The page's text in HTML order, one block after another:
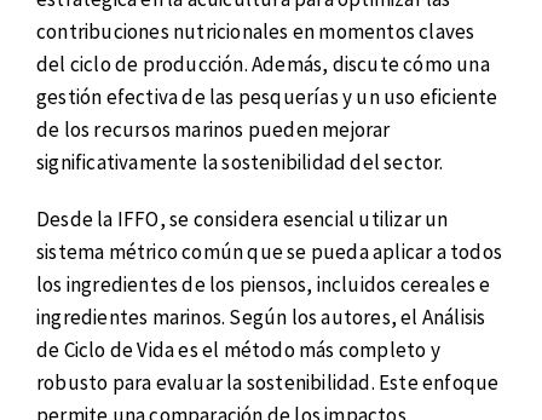
contribuciones nutricionales en momentos claves
del ciclo de producción. Además, discute cómo una
gestión efectiva de las pesquerías y un uso eficiente
de los recursos marinos pueden mejorar
significativamente la sostenibilidad del sector.
Desde la IFFO, se considera esencial utilizar un
sistema métrico común que se pueda aplicar a todos
los ingredientes de los piensos, incluidos cereales e
ingredientes marinos. Según los autores, el Análisis
de Ciclo de Vida es el método más completo y
robusto para evaluar la sostenibilidad. Este enfoque